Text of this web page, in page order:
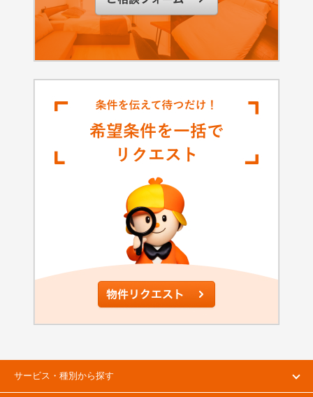
サービス・種別から探す